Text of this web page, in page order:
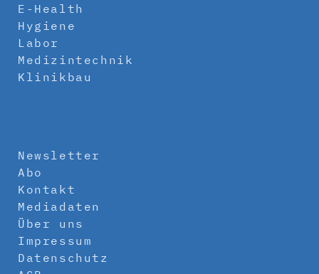
E-Health
Hygiene
Labor
Medizintechnik
Klinikbau
Newsletter
Abo
Kontakt
Mediadaten
Über uns
Impressum
Datenschutz